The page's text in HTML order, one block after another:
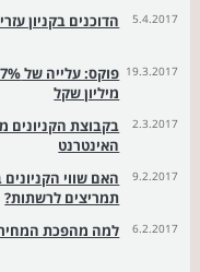
5.4.2017 הדוכנים בקניון
19.3.2017
מיליון שקל
2.3.2017
בקבוצת הקניונים
האינטרנט
9.2.2017
האם שווי
תמריצים לרשתות?
6.2.2017 למה מהפכת